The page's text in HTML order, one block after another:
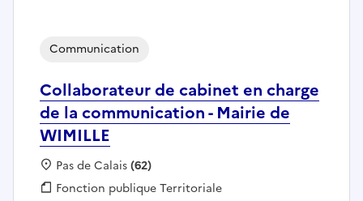
Collaborateur de cabinet en charge
de la communication - Mairie de
WIMILLE
Communication
Localisation :
Pas de Calais(62)
Fonction publique :
Fonction publique Territoriale